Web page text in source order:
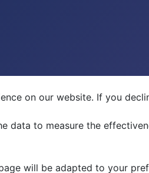
on our website. If you
data to measure the
will be adapted to your